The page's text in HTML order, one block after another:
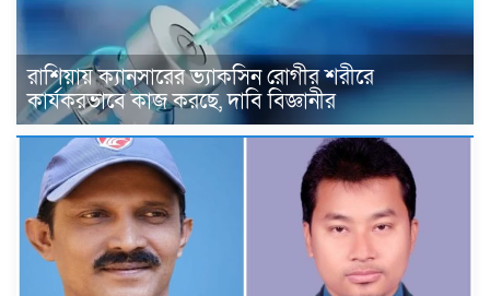
রাশিয়ায় ক্যানসারের ভ্যাকসিন রোগীর শরীরে
কার্যকরভাবে কাজ করছে, দাবি বিজ্ঞানীর